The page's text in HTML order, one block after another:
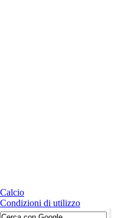
Calcio
Condizioni di utilizzo